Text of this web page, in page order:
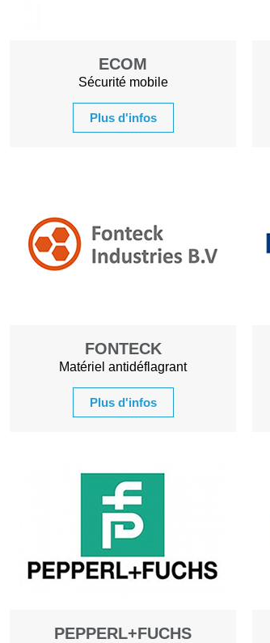
ECOM
Sécurité mobile
Plus d'infos
FONTECK
Matériel antidéflagrant
Plus d'infos
PEPPERL+FUCHS